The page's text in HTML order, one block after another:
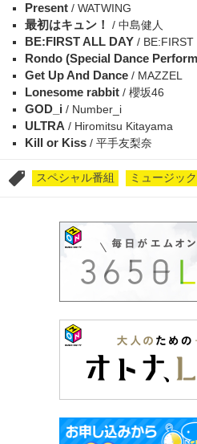
Present / WATWING
最初はキュン！ / 中島健人
BE:FIRST ALL DAY / BE:FIRST
Rondo (Special Dance
Get Up And Dance / MAZZEL
Lonesome rabbit / 櫻坂46
GOD_i / Number_i
ULTRA / Hiromitsu Kitayama
Kill or Kiss / 平手友梨奈
スペシャル番組 ミュージッ